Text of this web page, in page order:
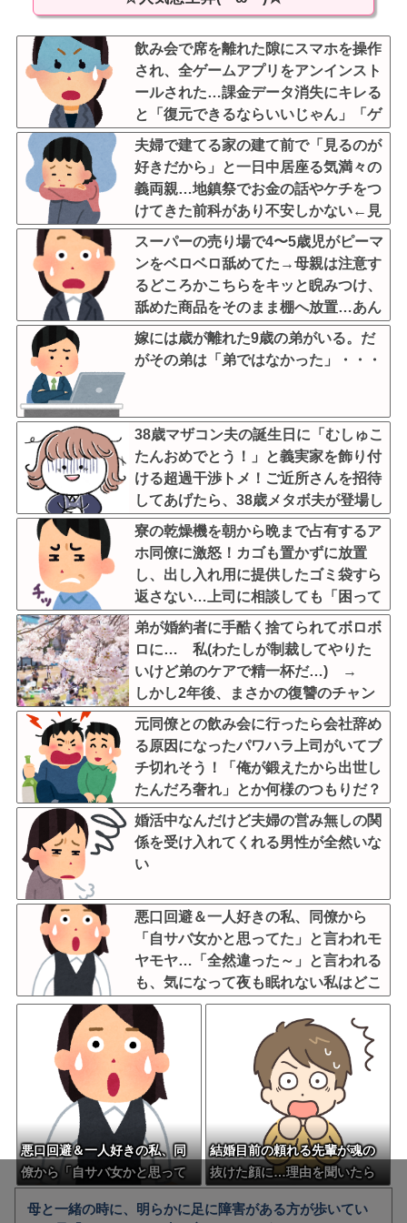
飲み会で席を離れた隙にスマホを操作
され、全ゲームアプリをアンインスト
ールされた…課金データ消失にキレる
と「復元できるならいいじゃん」「ゲ
ーム如きで」と逆ギレして帰走
夫婦で建てる家の建て前で「見るのが
好きだから」と一日中居座る気満々の
義両親…地鎮祭でお金の話やケチをつ
けてきた前科があり不安しかない←見
るのが好きとか完全に野次馬の思考
スーパーの売り場で4〜5歳児がピーマ
ンをベロベロ舐めてた→母親は注意す
るどころかこちらをキッと睨みつけ、
舐めた商品をそのまま棚へ放置…あん
なの初めて見た・・・
嫁には歳が離れた9歳の弟がいる。だ
がその弟は「弟ではなかった」・・・
38歳マザコン夫の誕生日に「むしゅこ
たんおめでとう！」と義実家を飾り付
ける超過干渉トメ！ご近所さんを招待
してあげたら、38歳メタボ夫が登場し
て近所のおじいさんが大爆発する事態
に
寮の乾燥機を朝から晩まで占有するア
ホ同僚に激怒！カゴも置かずに放置
し、出し入れ用に提供したゴミ袋すら
返さない…上司に相談しても「困って
るのはお前だけだから我慢しろ」←は
ぁ？！
弟が婚約者に手酷く捨てられてボロボ
ロに… 私(わたしが制裁してやりた
いけど弟のケアで精一杯だ…) →
しかし2年後、まさかの復讐のチャン
ス。姉が捨て身の一撃をかました
が………
元同僚との飲み会に行ったら会社辞め
る原因になったパワハラ上司がいてブ
チ切れそう！「俺が鍛えたから出世し
たんだろ奢れ」とか何様のつもりだ？
婚活中なんだけど夫婦の営み無しの関
係を受け入れてくれる男性が全然いな
い
悪口回避＆一人好きの私、同僚から
「自サバ女かと思ってた」と言われモ
ヤモヤ…「全然違った～」と言われる
も、気になって夜も眠れない私はどこ
がサバサバ？←ネチネチ気にしてる時
点で自サバじゃない
悪口回避＆一人好きの私、同
僚から「自サバ女かと思って
然違った～」と言われるも、
結婚目前の頼れる先輩が魂の
抜けた顔に…理由を聞いたら
両家からの祝い金まで全額ぶ
母と一緒の時に、明らかに足に障害がある方が歩いてい